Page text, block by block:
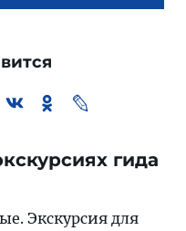
гида
Экскурсия для